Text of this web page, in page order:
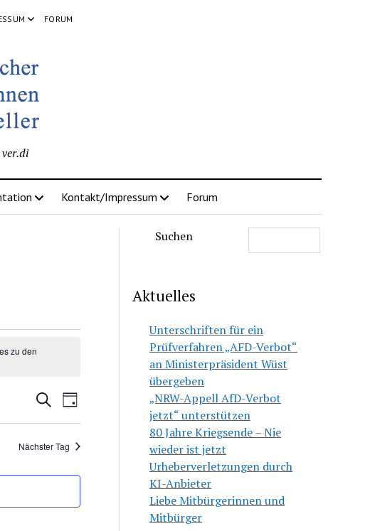
FORUM
Kontakt/Impressum Forum
zu den
Veranstaltungen
Ansichten,
SucheVeranstaltung
Tag
Nächster Tag
Suchen
Aktuelles
Unterschriften für ein
Prüfverfahren „AFD-Verbot“
an Ministerpräsident Wüst
übergeben
„NRW-Appell AfD-Verbot
jetzt“ unterstützen
80 Jahre Kriegsende – Nie
wieder ist jetzt
Urheberverletzungen durch
KI-Anbieter
Liebe Mitbürgerinnen und
Mitbürger